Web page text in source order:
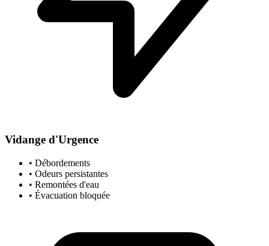
Vidange d'Urgence
• Débordements
• Odeurs persistantes
• Remontées d'eau
• Évacuation bloquée